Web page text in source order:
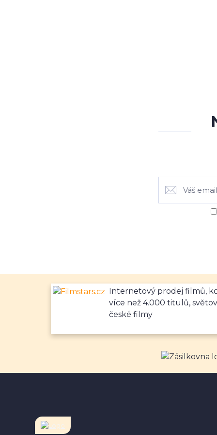
Internetový prodej filmů,
více než 4.000 titulů,
české filmy